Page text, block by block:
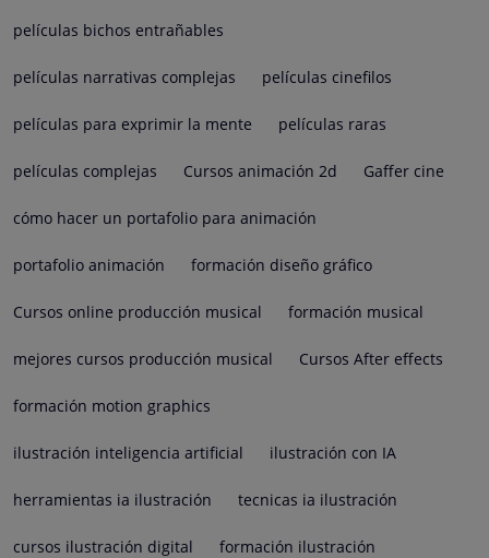
películas bichos entrañables
películas narrativas complejas películas cinefilos
películas para exprimir la mente películas raras
películas complejas Cursos animación 2d Gaffer cine
cómo hacer un portafolio para animación
portafolio animación formación diseño gráfico
Cursos online producción musical formación musical
mejores cursos producción musical Cursos After effects
formación motion graphics
ilustración inteligencia artificial ilustración con IA
herramientas ia ilustración tecnicas ia ilustración
cursos ilustración digital formación ilustración